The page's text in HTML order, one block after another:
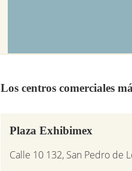
Los centros comerciales
Plaza Exhibimex
Calle 10 132, San Pedro de